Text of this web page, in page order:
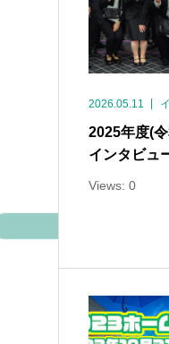
2026.05.11
2025年度(
インタビュ
Views: 0